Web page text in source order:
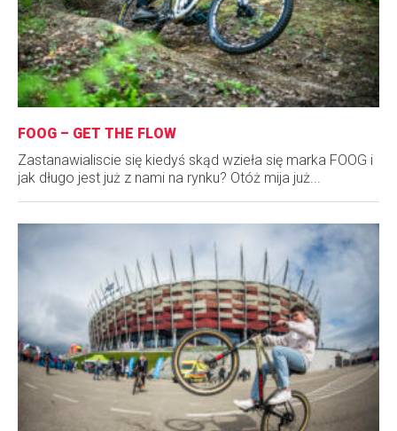
FOOG – GET THE FLOW
Zastanawialiscie się kiedyś skąd wzieła się marka FOOG i
jak długo jest już z nami na rynku? Otóż mija już...